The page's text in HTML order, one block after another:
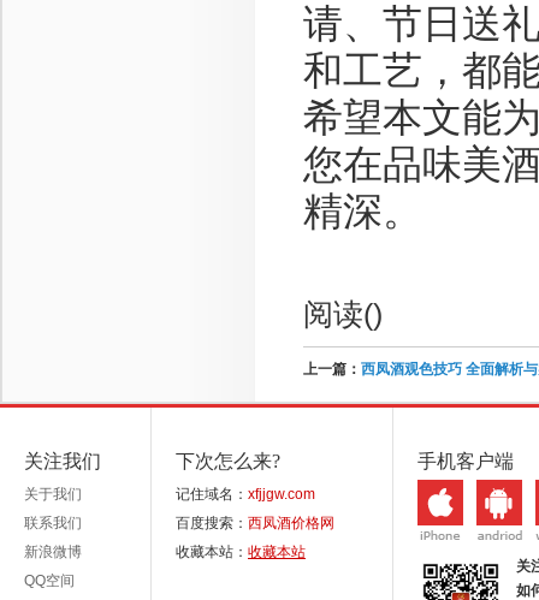
请、节日送
和工艺，都
希望本文能
您在品味美
精深。
阅读()
上一篇： 西凤酒观色技巧 全面解析
关注我们
关于我们
联系我们
新浪微博
QQ空间
下次怎么来?
记住域名： xfjjgw.com
百度搜索： 西凤酒价格网
收藏本站： 收藏本站
手机客户端
关
如